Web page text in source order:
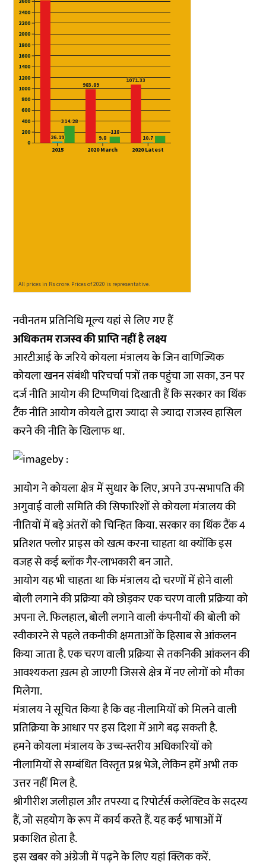
नवीनतम प्रतिनिधि मूल्य यहां से लिए गए हैं
अधिकतम राजस्व की प्राप्ति नहीं है लक्ष्य
आरटीआई के जरिये कोयला मंत्रालय के जिन वाणिज्यिक
कोयला खनन संबंधी परिचर्चा पत्रों तक पहुंचा जा सका, उन पर
दर्ज नीति आयोग की टिप्पणियां दिखाती हैं कि सरकार का थिंक
टैंक नीति आयोग कोयले द्वारा ज्यादा से ज्यादा राजस्व हासिल
करने की नीति के खिलाफ था.
आयोग ने कोयला क्षेत्र में सुधार के लिए, अपने उप-सभापति की
अगुवाई वाली समिति की सिफारिशों से कोयला मंत्रालय की
नीतियों में बड़े अंतरों को चिन्हित किया. सरकार का थिंक टैंक 4
प्रतिशत फ्लोर प्राइस को खत्म करना चाहता था क्योंकि इस
वजह से कई ब्लॉक गैर-लाभकारी बन जाते.
आयोग यह भी चाहता था कि मंत्रालय दो चरणों में होने वाली
बोली लगाने की प्रक्रिया को छोड़कर एक चरण वाली प्रक्रिया को
अपना ले. फिलहाल, बोली लगाने वाली कंपनीयों की बोली को
स्वीकारने से पहले तकनीकी क्षमताओं के हिसाब से आंकलन
किया जाता है. एक चरण वाली प्रक्रिया से तकनिकी आंकलन की
आवश्यकता ख़त्म हो जाएगी जिससे क्षेत्र में नए लोगों को मौका
मिलेगा.
मंत्रालय ने सूचित किया है कि वह नीलामियों को मिलने वाली
प्रतिक्रिया के आधार पर इस दिशा में आगे बढ़ सकती है.
हमने कोयला मंत्रालय के उच्च-स्तरीय अधिकारियों को
नीलामियों से सम्बंधित विस्तृत प्रश्न भेजे, लेकिन हमें अभी तक
उत्तर नहीं मिल है.
श्रीगीरीश जलीहाल और तपस्याद रिपोर्टर्स कलेक्टिवके सदस्य
हैं, जो सहयोग के रूप में कार्य करते हैं. यह कई भाषाओं में
प्रकाशित होता है.
इस खबर को अंग्रेजी में पढ़ने के लिए यहांक्लिककरें.